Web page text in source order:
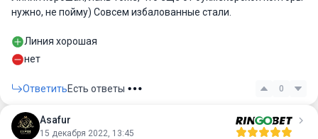
нужно, не пойму) Совсем избалованные стали.
Линия хорошая
нет
ОтветитьЕсть ответы 0
Asafur
15 декабря 2022, 13:45